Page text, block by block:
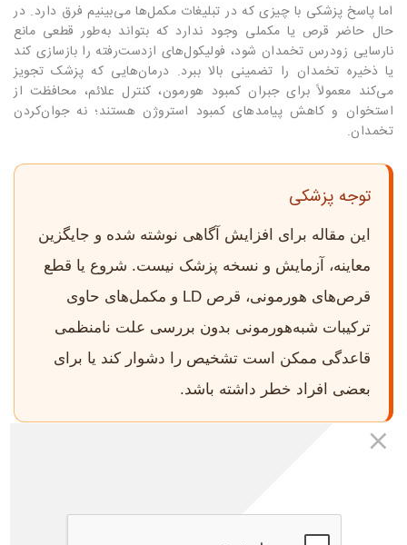
اما پاسخ پزشکی با چیزی که در تبلیغات مکمل‌ها می‌بینیم فرق دارد. در
حال حاضر قرص یا مکملی وجود ندارد که بتواند به‌طور قطعی مانع
نارسایی زودرس تخمدان شود، فولیکول‌های ازدست‌رفته را بازسازی کند
یا ذخیره تخمدان را تضمینی بالا ببرد. درمان‌هایی که پزشک تجویز
می‌کند معمولاً برای جبران کمبود هورمون، کنترل علائم، محافظت از
استخوان و کاهش پیامدهای کمبود استروژن هستند؛ نه جوان‌کردن
تخمدان.
توجه پزشکی
این مقاله برای افزایش آگاهی نوشته شده و جایگزین
معاینه، آزمایش و نسخه پزشک نیست. شروع یا قطع
قرص‌های هورمونی، قرص LD و مکمل‌های حاوی
ترکیبات شبه‌هورمونی بدون بررسی علت نامنظمی
قاعدگی ممکن است تشخیص را دشوار کند یا برای
بعضی افراد خطر داشته باشد.
زودرس چه قرصی بخوریم؟